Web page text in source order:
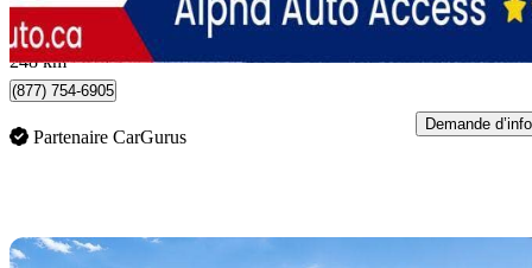
0 $/mois env.
Burnaby, BC
248 km
(877) 754-6905
Partenaire CarGurus
Demande d’info